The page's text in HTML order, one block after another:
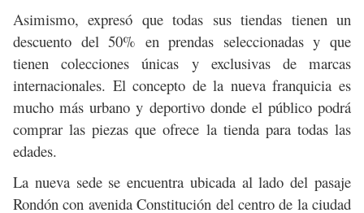
Asimismo, expresó que todas sus tiendas tienen un
descuento del 50% en prendas seleccionadas y que
tienen colecciones únicas y exclusivas de marcas
internacionales. El concepto de la nueva franquicia es
mucho más urbano y deportivo donde el público podrá
comprar las piezas que ofrece la tienda para todas las
edades.
La nueva sede se encuentra ubicada al lado del pasaje
Rondón con avenida Constitución del centro de la ciudad